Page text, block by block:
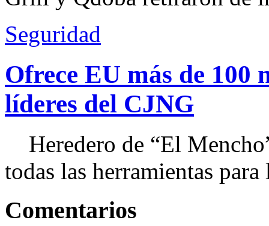
Seguridad
Ofrece EU más de 100
líderes del CJNG
Heredero de “El
todas las herramientas
Comentarios